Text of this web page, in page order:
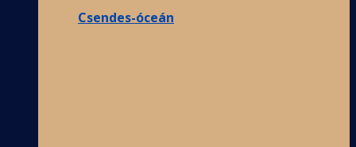
Csendes-óceán